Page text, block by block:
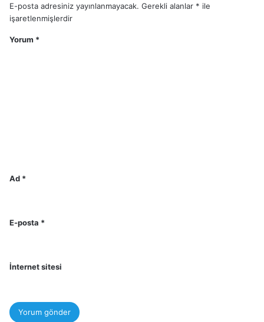
E-posta adresiniz yayınlanmayacak. Gerekli alanlar * ile
işaretlenmişlerdir
Yorum *
Ad *
E-posta *
İnternet sitesi